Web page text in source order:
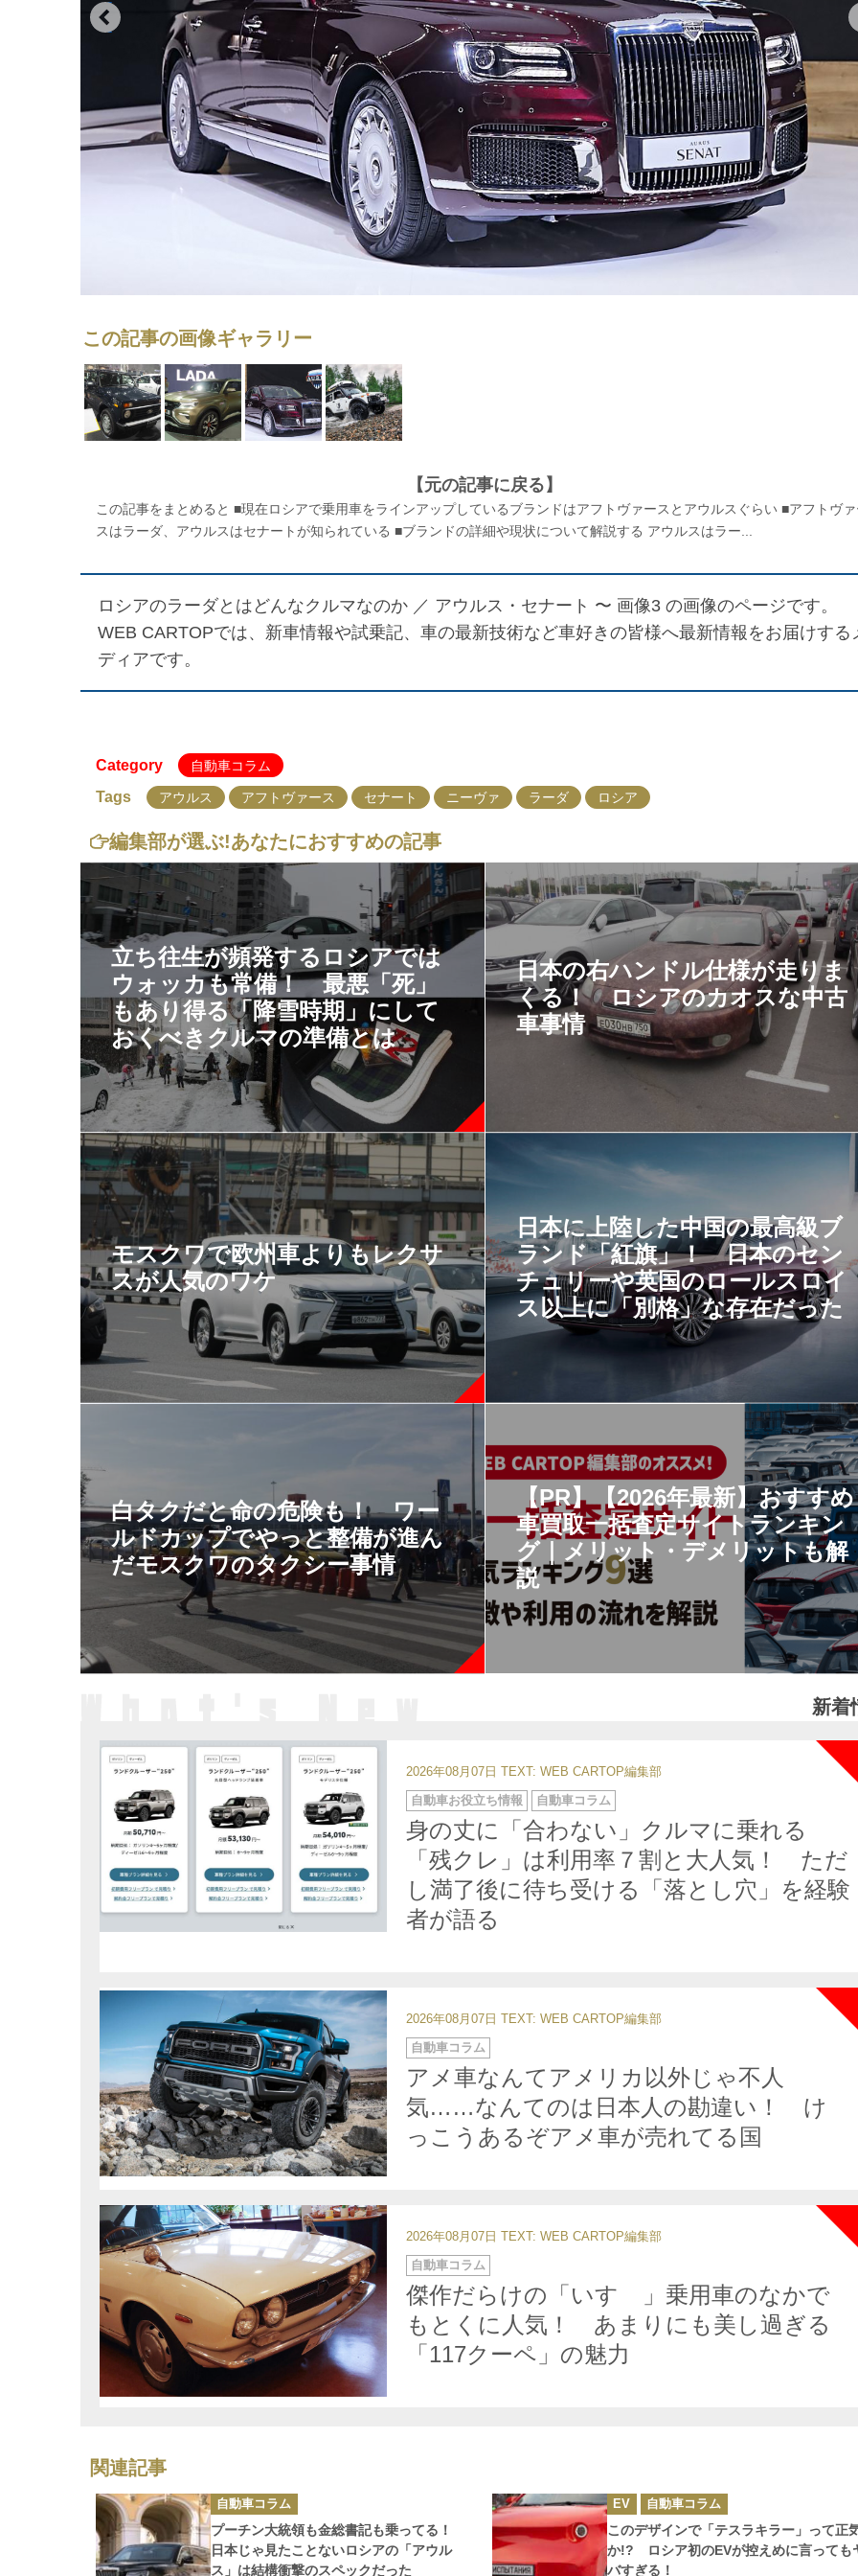
この記事の画像ギャラリー
【元の記事に戻る】
この記事をまとめると ■現在ロシアで乗用車をラインアップしているブランドはアフトヴァースとアウルスぐらい ■アフトヴ
スはラーダ、アウルスはセナートが知られている ■ブランドの詳細や現状について解説する アウルスはラー...
ロシアのラーダとはどんなクルマなのか ／ アウルス・セナート 〜 画像3 の画像のページです。
WEB CARTOPでは、新車情報や試乗記、車の最新技術など車好きの皆様へ最新情報をお届けする
ディアです。
Category 自動車コラム
Tags アウルス アフトヴァース セナート ニーヴァ ラーダ ロシア
編集部が選ぶ!あなたにおすすめの記事
立ち往生が頻発するロシアでは
ウォッカも常備！ 最悪「死」
もあり得る「降雪時期」にして
おくべきクルマの準備とは
日本の右ハンドル仕様が走りま
くる！ ロシアのカオスな中古
車事情
モスクワで欧州車よりもレクサ
スが人気のワケ
日本に上陸した中国の最高級ブ
ランド「紅旗」！ 日本のセン
チュリーや英国のロールスロイ
ス以上に「別格」な存在だった
白タクだと命の危険も！ ワー
ルドカップでやっと整備が進ん
だモスクワのタクシー事情
【PR】【2026年最新】おすすめ
車買取一括査定サイトランキン
グ｜メリット・デメリットも解
説
新着
2026年08月07日 TEXT: WEB CARTOP編集部
身の丈に「合わない」クルマに乗れる
「残クレ」は利用率７割と大人気！ ただ
し満了後に待ち受ける「落とし穴」を経験
者が語る
カ
テ
ゴ
リ
ー
自動車お役立ち情報 自動車コラム
2026年08月07日 TEXT: WEB CARTOP編集部
アメ車なんてアメリカ以外じゃ不人
気……なんてのは日本人の勘違い！ け
っこうあるぞアメ車が売れてる国
カ
テ
ゴ
リ
ー
自動車コラム
2026年08月07日 TEXT: WEB CARTOP編集部
傑作だらけの「いすゞ」乗用車のなかで
もとくに人気！ あまりにも美し過ぎる
「117クーペ」の魅力
カ
テ
ゴ
リ
ー
自動車コラム
関連記事
カ
テ
ゴ
リ
ー
自動車コラム
プーチン大統領も金総書記も乗ってる！
日本じゃ見たことないロシアの「アウル
ス」は結構衝撃のスペックだった
カ
テ
ゴ
リ
ー
EV 自動車コラム
このデザインで「テスラキラー」って正
か!? ロシア初のEVが控えめに言っても
バすぎる！